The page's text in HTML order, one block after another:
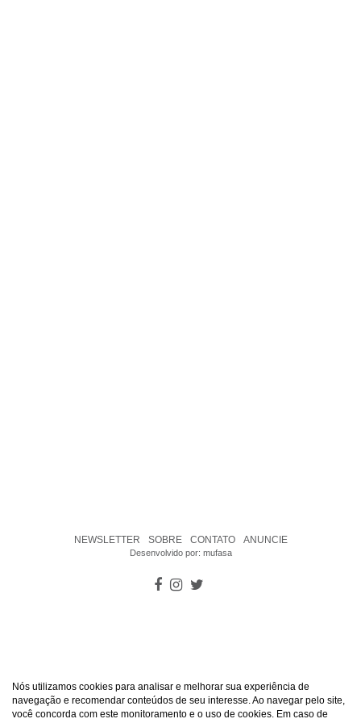
NEWSLETTER SOBRE CONTATO ANUNCIE
Desenvolvido por: mufasa
Nós utilizamos cookies para analisar e melhorar sua experiência de
navegação e recomendar conteúdos de seu interesse. Ao navegar pelo site,
você concorda com este monitoramento e o uso de cookies. Em caso de